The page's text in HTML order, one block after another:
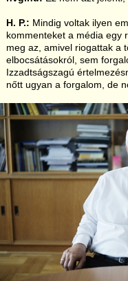
H. P.: Mindig voltak ilyen
kommenteket a média egy
meg az, amivel riogattak a
elbocsátásokról, sem
Izzadtságszagú
nőtt ugyan a forgalom, de